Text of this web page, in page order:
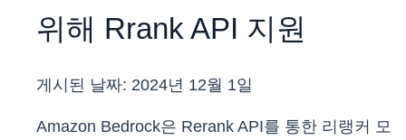
위해 Rrank API 지원
게시된 날짜: 2024년 12월 1일
Amazon Bedrock은 Rerank API를 통한 리랭커 모